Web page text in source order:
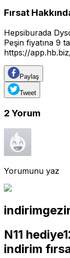
Fırsat
Hepsiburada
Peşin fiyatına 9
https://
Paylaş
Tweet
2 Yorum
Yorumunu yaz
N11
indirim